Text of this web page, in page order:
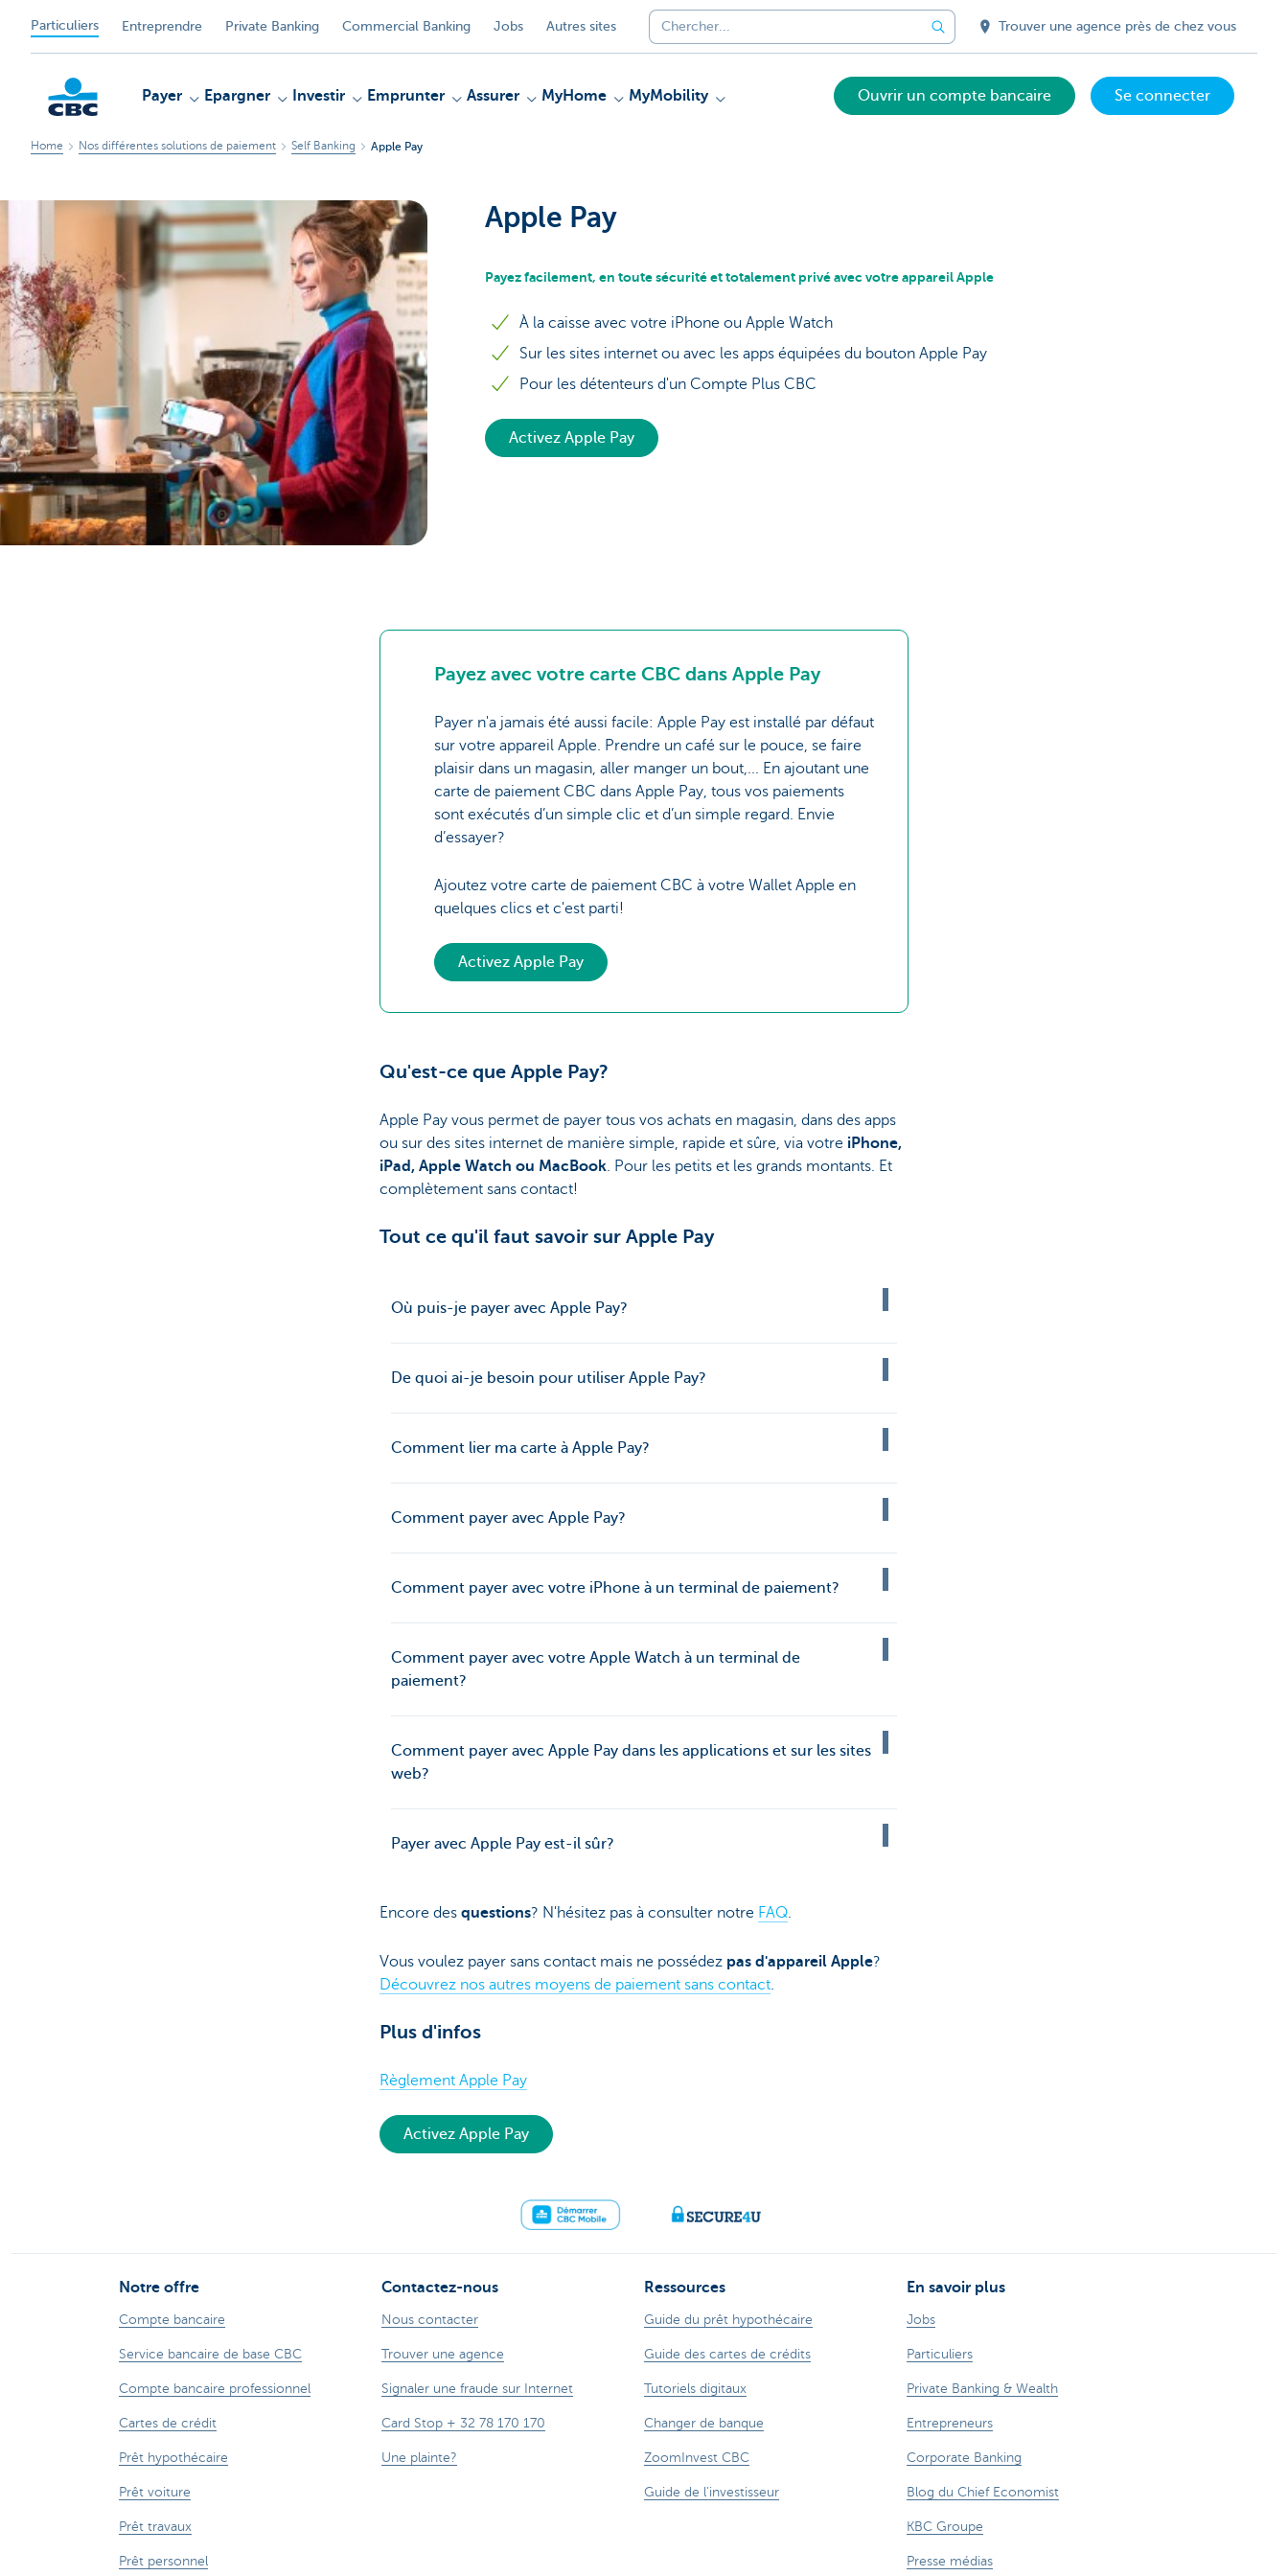
Particuliers Entreprendre Private Banking Commercial Banking Jobs Autres sites Trouver une agence près de chez vous
Particulieren
Payer Epargner Investir Emprunter Assurer MyHome MyMobility Ouvrir un compte bancaire Se connecter
Home Nos différentes solutions de paiement Self Banking Apple Pay
Apple Pay
Payez facilement, en toute sécurité et totalement privé avec votre appareil Apple
À la caisse avec votre iPhone ou Apple Watch
Sur les sites internet ou avec les apps équipées du bouton Apple Pay
Pour les détenteurs d'un Compte Plus CBC
Activez Apple Pay
Payez avec votre carte CBC dans Apple Pay
Payer n'a jamais été aussi facile: Apple Pay est installé par défaut
sur votre appareil Apple. Prendre un café sur le pouce, se faire
plaisir dans un magasin, aller manger un bout,... En ajoutant une
carte de paiement CBC dans Apple Pay, tous vos paiements
sont exécutés d’un simple clic et d’un simple regard. Envie
d’essayer?
Ajoutez votre carte de paiement CBC à votre Wallet Apple en
quelques clics et c'est parti!
Activez Apple Pay
Qu'est-ce que Apple Pay?
Apple Pay vous permet de payer tous vos achats en magasin, dans des apps
ou sur des sites internet de manière simple, rapide et sûre, via votre iPhone,
iPad, Apple Watch ou MacBook. Pour les petits et les grands montants. Et
complètement sans contact!
Tout ce qu'il faut savoir sur Apple Pay
Où puis-je payer avec Apple Pay?
De quoi ai-je besoin pour utiliser Apple Pay?
Comment lier ma carte à Apple Pay?
Comment payer avec Apple Pay?
Comment payer avec votre iPhone à un terminal de paiement?
Comment payer avec votre Apple Watch à un terminal de
paiement?
Comment payer avec Apple Pay dans les applications et sur les sites
web?
Payer avec Apple Pay est-il sûr?
Encore des questions? N'hésitez pas à consulter notre FAQ.
Vous voulez payer sans contact mais ne possédez pas d'appareil Apple?
Découvrez nos autres moyens de paiement sans contact.
Plus d'infos
Règlement Apple Pay
Activez Apple Pay
Notre offre
Compte bancaire
Service bancaire de base CBC
Compte bancaire professionnel
Cartes de crédit
Prêt hypothécaire
Prêt voiture
Prêt travaux
Prêt personnel
Contactez-nous
Nous contacter
Trouver une agence
Signaler une fraude sur Internet
Card Stop + 32 78 170 170
Une plainte?
Ressources
Guide du prêt hypothécaire
Guide des cartes de crédits
Tutoriels digitaux
Changer de banque
ZoomInvest CBC
Guide de l'investisseur
En savoir plus
Jobs
Particuliers
Private Banking & Wealth
Entrepreneurs
Corporate Banking
Blog du Chief Economist
KBC Groupe
Presse médias